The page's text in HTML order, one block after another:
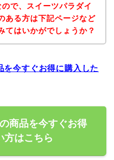
で、スイーツパラダイ
ある方は下記ページなど
てはいかがでしょうか？
を今すぐお得に購入した
商品を今すぐお得
方はこちら